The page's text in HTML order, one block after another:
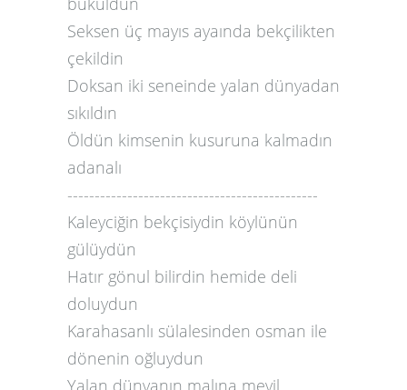
Seksen üç mayıs ayaında bekçilikten
çekildin
Doksan iki seneinde yalan dünyadan
sıkıldın
Öldün kimsenin kusuruna kalmadın
adanalı
----------------------------------------------
Kaleyciğin bekçisiydin köylünün
gülüydün
Hatır gönul bilirdin hemide deli
doluydun
Karahasanlı sülalesinden osman ile
dönenin oğluydun
Yalan dünyanın malına meyil